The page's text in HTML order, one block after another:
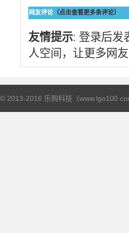
网友评论（点击查看更多条评论）
友情提示: 登录后发
人空间，让更多网友
© 2013-2016 乐购科技（